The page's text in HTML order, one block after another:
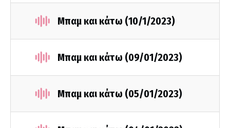
Μπαμ και κάτω (10/1/2023)
Μπαμ και κάτω (09/01/2023)
Μπαμ και κάτω (05/01/2023)